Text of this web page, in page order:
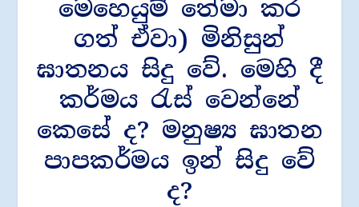
මෙහෙයුම් තේමා කර
ගත් ඒවා) මිනිසුන්
ඝාතනය සිදු වේ. මෙහි දී
කර්මය රැස් වෙන්නේ
කෙසේ ද? මනුෂ්‍ය ඝාතන
පාපකර්මය ඉන් සිදු වේ
ද?